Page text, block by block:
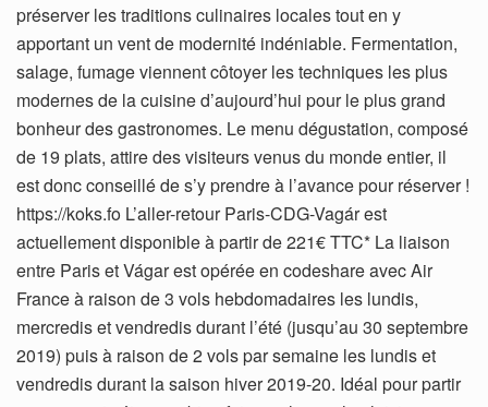
préserver les traditions culinaires locales tout en y
apportant un vent de modernité indéniable. Fermentation,
salage, fumage viennent côtoyer les techniques les plus
modernes de la cuisine d’aujourd’hui pour le plus grand
bonheur des gastronomes. Le menu dégustation, composé
de 19 plats, attire des visiteurs venus du monde entier, il
est donc conseillé de s’y prendre à l’avance pour réserver !
https://koks.fo L’aller-retour Paris-CDG-Vagár est
actuellement disponible à partir de 221€ TTC* La liaison
entre Paris et Vágar est opérée en codeshare avec Air
France à raison de 3 vols hebdomadaires les lundis,
mercredis et vendredis durant l’été (jusqu’au 30 septembre
2019) puis à raison de 2 vols par semaine les lundis et
vendredis durant la saison hiver 2019-20. Idéal pour partir